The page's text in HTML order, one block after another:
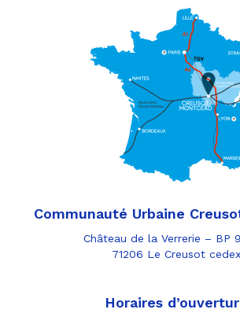
Communauté Urbaine
Château de la Verrerie – BP
71206 Le Creusot cedex
Horaires